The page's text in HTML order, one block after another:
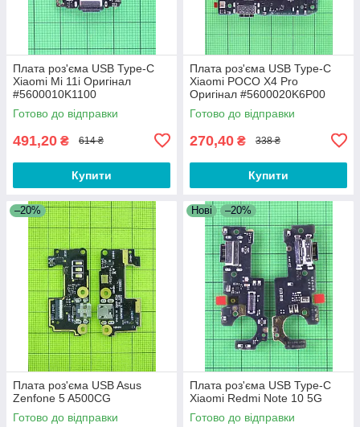
Плата роз'єма USB Type-C
Xiaomi Mi 11i Оригінал
#5600010K1100
Готово до відправки
491,20 ₴ 614 ₴
Купити
Плата роз'єма USB Type-C
Xiaomi POCO X4 Pro
Оригінал #5600020K6P00
Готово до відправки
270,40 ₴ 338 ₴
Купити
–20%
Плата роз'єма USB Asus
Zenfone 5 A500CG
Готово до відправки
Нові –20%
Плата роз'єма USB Type-C
Xiaomi Redmi Note 10 5G
Готово до відправки